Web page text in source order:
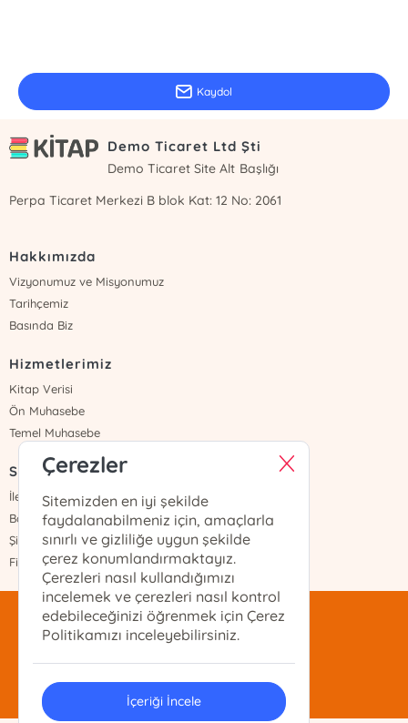
Kaydol
Demo Ticaret Ltd Şti
Demo Ticaret Site Alt Başlığı
Perpa Ticaret Merkezi B blok Kat: 12 No: 2061
Hakkımızda
Vizyonumuz ve Misyonumuz
Tarihçemiz
Basında Biz
Hizmetlerimiz
Kitap Verisi
Ön Muhasebe
Temel Muhasebe
Sayfalar
İletişim
Banka Hesapları
Şifremi Unuttum
Fiyat Listesi
mentis@mentis.com.tr
(212)-210-74-74
Çerezler
Sitemizden en iyi şekilde
faydalanabilmeniz için, amaçlarla
sınırlı ve gizliliğe uygun şekilde
çerez konumlandırmaktayız.
Çerezleri nasıl kullandığımızı
incelemek ve çerezleri nasıl kontrol
edebileceğinizi öğrenmek için Çerez
Politikamızı inceleyebilirsiniz.
İçeriği İncele